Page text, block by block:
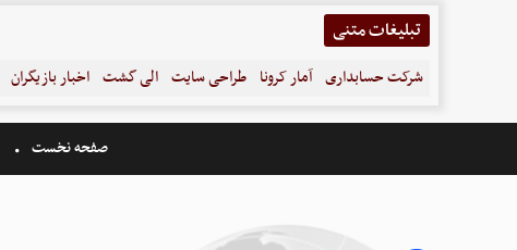
تبلیغات متنی
شرکت حسابداری آمار کرونا طراحی سایت الی گشت اخبار بازیگران
صفحه نخست